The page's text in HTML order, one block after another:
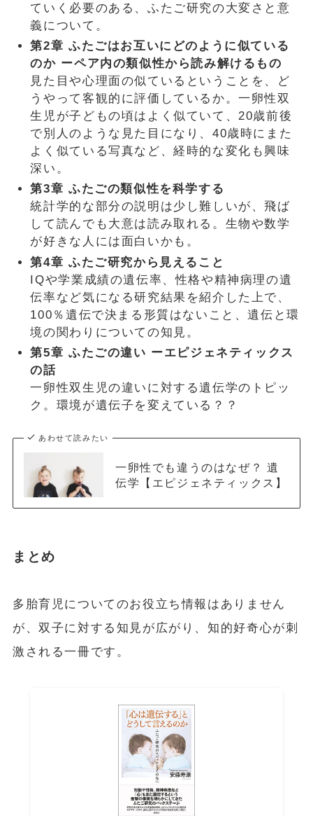
ていく必要のある、ふたご研究の大変さと意
義について。
第2章 ふたごはお互いにどのように似ている
のか ーペア内の類似性から読み解けるもの
見た目や心理面の似ているということを、ど
うやって客観的に評価しているか。一卵性双
生児が子どもの頃はよく似ていて、20歳前後
で別人のような見た目になり、40歳時にまた
よく似ている写真など、経時的な変化も興味
深い。
第3章 ふたごの類似性を科学する
統計学的な部分の説明は少し難しいが、飛ば
して読んでも大意は読み取れる。生物や数学
が好きな人には面白いかも。
第4章 ふたご研究から見えること
IQや学業成績の遺伝率、性格や精神病理の遺
伝率など気になる研究結果を紹介した上で、
100％遺伝で決まる形質はないこと、遺伝と環
境の関わりについての知見。
第5章 ふたごの違い ーエピジェネティックス
の話
一卵性双生児の違いに対する遺伝学のトピッ
ク。環境が遺伝子を変えている？？
あわせて読みたい
一卵性でも違うのはなぜ？ 遺
伝学【エピジェネティックス】
まとめ
多胎育児についてのお役立ち情報はありません
が、双子に対する知見が広がり、知的好奇心が刺
激される一冊です。